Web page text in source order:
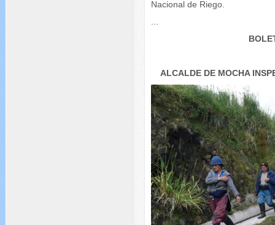
Nacional de Riego.
ALCALDE DE MOCHA